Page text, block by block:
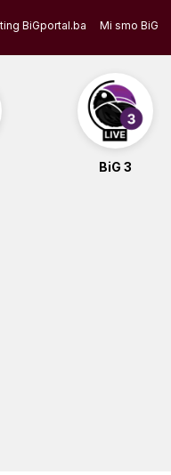
BiGportal.ba Mi smo BiG
BiG 3